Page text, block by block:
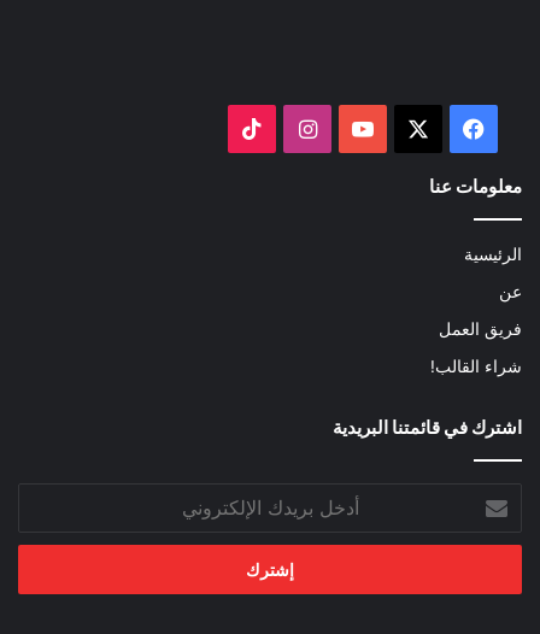
فيسبوك ‫YouTubeانستقرام
معلومات عنا
الرئيسية
عن
فريق العمل
شراء القالب!
اشترك في قائمتنا البريدية
بريدك
الإلكتروني